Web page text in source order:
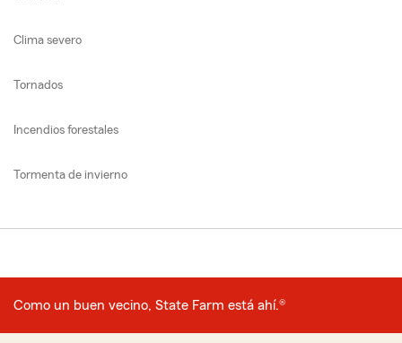
Clima severo
Tornados
Incendios forestales
Tormenta de invierno
Como un buen vecino, State Farm está ahí.®